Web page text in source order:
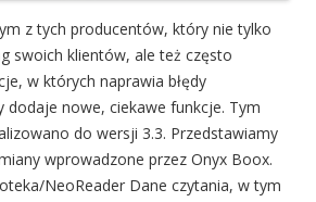
z tych producentów, który nie tylko
swoich klientów, ale też często
w których naprawia błędy
dodaje nowe, ciekawe funkcje. Tym
do wersji 3.3. Przedstawiamy
wprowadzone przez Onyx Boox.
NeoReader Dane czytania, w tym